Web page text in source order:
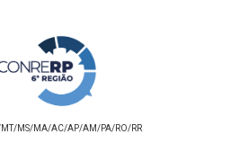
MS/MA/AC/AP/AM/PA/RO/RR